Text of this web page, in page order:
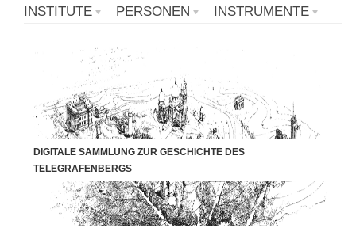
INSTITUTE
PERSONEN INSTRUMENTE
DIGITALE SAMMLUNG ZUR GESCHICHTE DES
TELEGRAFENBERGS